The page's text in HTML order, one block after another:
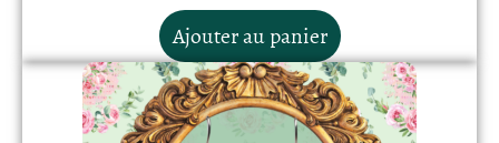
Ajouter au panier